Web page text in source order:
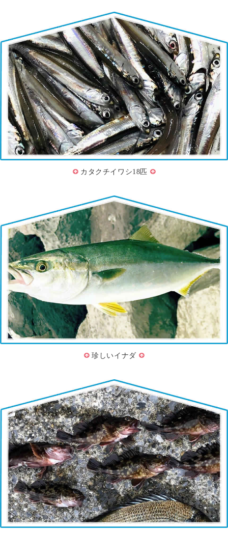
カタクチイワシ18匹
珍しいイナダ